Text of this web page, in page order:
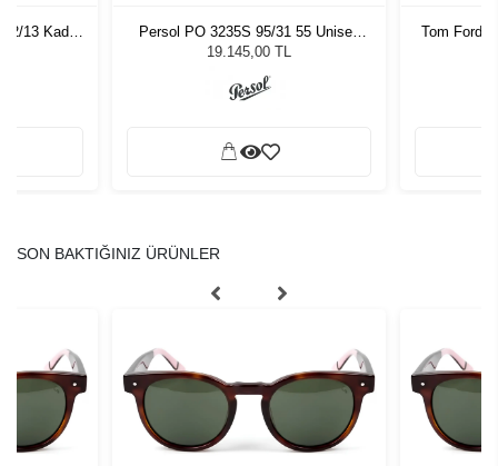
13 Kadın
Persol PO 3235S 95/31 55 Unisex
Güneş Gözlüğü
19.145,00 TL
Tom Ford
SON BAKTIĞINIZ ÜRÜNLER